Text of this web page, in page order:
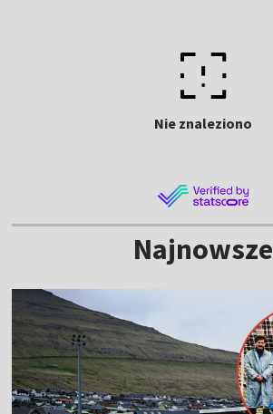
Nie znaleziono
Najnowsze